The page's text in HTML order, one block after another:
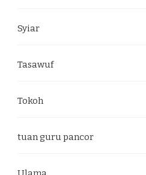
Syiar
Tasawuf
Tokoh
tuan guru pancor